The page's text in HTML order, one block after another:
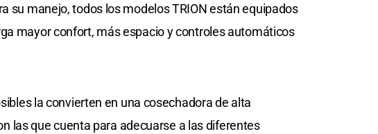
su manejo, todos los modelos TRION están equipados
mayor confort, más espacio y controles automáticos
la convierten en una cosechadora de alta
las que cuenta para adecuarse a las diferentes